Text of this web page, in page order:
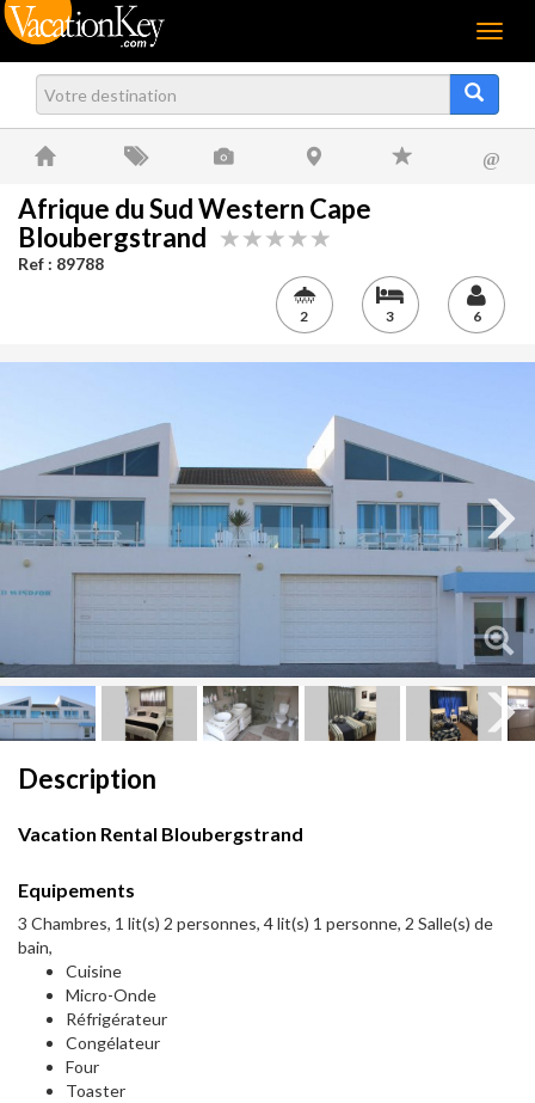
Menu
@
Afrique du Sud Western Cape
Bloubergstrand
Ref : 89788
2 3 6
Description
Vacation Rental Bloubergstrand
Equipements
3 Chambres, 1 lit(s) 2 personnes, 4 lit(s) 1 personne, 2 Salle(s) de
bain,
Cuisine
Micro-Onde
Réfrigérateur
Congélateur
Four
Toaster